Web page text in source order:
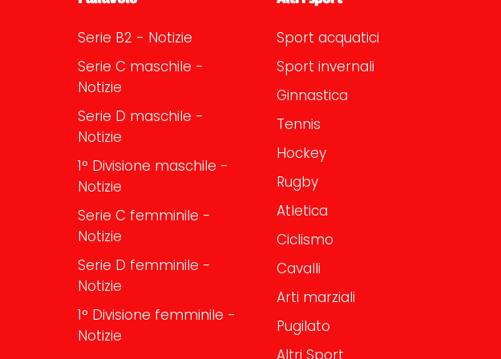
Serie B2 - Notizie
Serie C maschile -
Notizie
Serie D maschile -
Notizie
1° Divisione maschile -
Notizie
Serie C femminile -
Notizie
Serie D femminile -
Notizie
1° Divisione femminile -
Notizie
Sport acquatici
Sport invernali
Ginnastica
Tennis
Hockey
Rugby
Atletica
Ciclismo
Cavalli
Arti marziali
Pugilato
Altri Sport